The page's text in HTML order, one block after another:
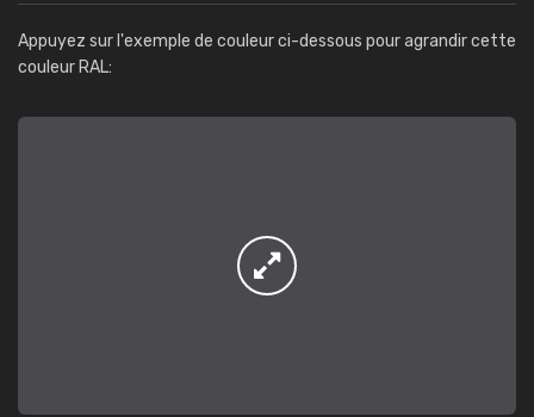
Appuyez sur l'exemple de couleur ci-dessous pour agrandir cette
couleur RAL: